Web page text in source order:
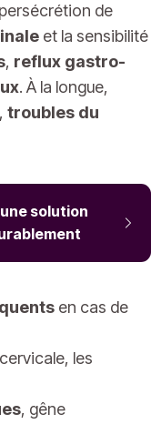
de
et la sensibilité
, reflux gastro-
. À la longue,
, troubles du
solution
en cas de
les
, gêne